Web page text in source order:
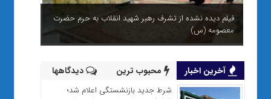
فیلم دیده نشده از تشرف رهبر شهید انقلاب به حرم حضرت
معصومه (س)
آخرین اخبار محبوب ترین دیدگاهها
شرط جدید بازنشستگی اعلام شد؛